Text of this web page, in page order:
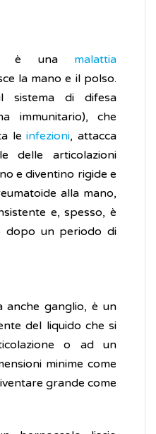
è una malattia
la mano e il polso.
sistema di difesa
immunitario), che
leinfezioni, attacca
delle articolazioni
e diventino rigide e
alla mano,
e, spesso, è
dopo un periodo di
anche ganglio, è un
del liquido che si
o ad un
minime come
grande come